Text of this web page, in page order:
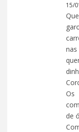
15/
Os
de